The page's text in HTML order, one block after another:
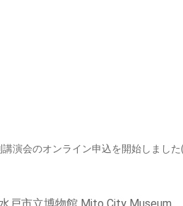
講演会のオンライン申込を開始しまし